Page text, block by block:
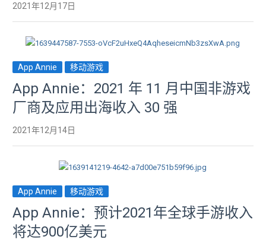
2021年12月17日
App Annie 移动游戏
App Annie：2021 年 11 月中国非游戏
厂商及应用出海收入 30 强
2021年12月14日
App Annie 移动游戏
App Annie：预计2021年全球手游收入
将达900亿美元